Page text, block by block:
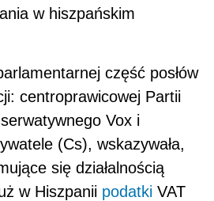
w hiszpańskim
część posłów
centroprawicowej Partii
Vox i
(Cs), wskazywała,
się działalnością
w Hiszpanii podatki VAT